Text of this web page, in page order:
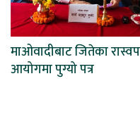
माओवादीबाट जितेका
आयोगमा पुग्यो पत्र